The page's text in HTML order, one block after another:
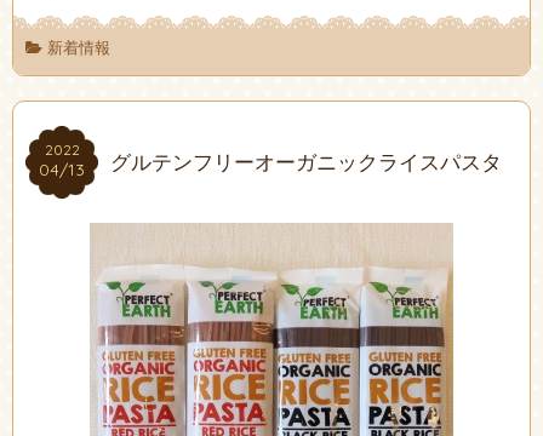
新着情報
2022
04/13
2022
04/13 グルテンフリーオーガニックライスパスタ